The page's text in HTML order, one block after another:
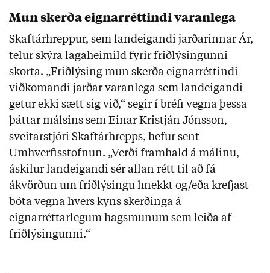
Mun skerða eignarréttindi varanlega
Skaftárhreppur, sem landeigandi jarðarinnar Ár,
telur skýra lagaheimild fyrir friðlýsingunni
skorta. „Friðlýsing mun skerða eignarréttindi
viðkomandi jarðar varanlega sem landeigandi
getur ekki sætt sig við,“ segir í bréfi vegna þessa
þáttar málsins sem Einar Kristján Jónsson,
sveitarstjóri Skaftárhrepps, hefur sent
Umhverfisstofnun. „Verði framhald á málinu,
áskilur landeigandi sér allan rétt til að fá
ákvörðun um friðlýsingu hnekkt og/eða krefjast
bóta vegna hvers kyns skerðinga á
eignarréttarlegum hagsmunum sem leiða af
friðlýsingunni.“